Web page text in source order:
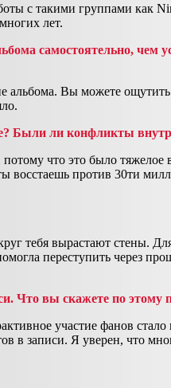
с такими группами как
лет.
самостоятельно, чем
альбома. Вы можете
Были ли конфликты
что это было тяжелое
восстаешь против 30ти
тебя вырастают стены.
переступить через
Что вы скажете по этому
участие фанов
в записи. Я уверен, что